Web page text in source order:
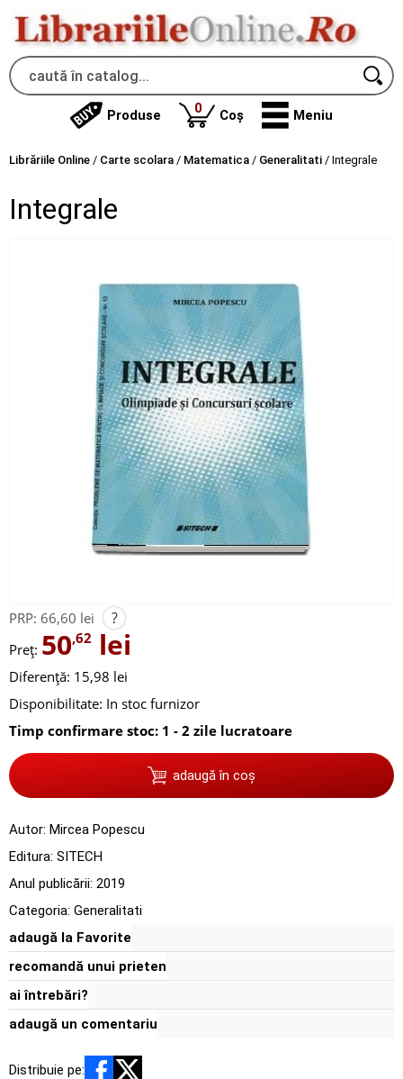
Produse 0produse
Coș Meniu
Librăriile Online / Carte scolara / Matematica / Generalitati / Integrale
Integrale
PRP: 66,60 lei ?
Preț: 50,62 lei
Diferență: 15,98 lei
Disponibilitate: In stoc furnizor
Timp confirmare stoc: 1 - 2 zile lucratoare
adaugă în coș
Autor: Mircea Popescu
Editura: SITECH
Anul publicării: 2019
Categoria: Generalitati
adaugă la Favorite
recomandă unui prieten
ai întrebări?
adaugă un comentariu
Distribuie pe: